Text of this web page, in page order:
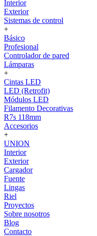
Interior
Exterior
Sistemas de control
+
Básico
Profesional
Controlador de pared
Lámparas
+
Cintas LED
LED (Retrofit)
Módulos LED
Filamento Decorativas
R7s 118mm
Accesorios
+
UNION
Interior
Exterior
Cargador
Fuente
Lingas
Riel
Proyectos
Sobre nosotros
Blog
Contacto